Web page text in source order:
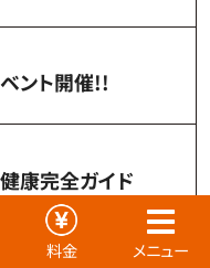
料金 メニュー
ント開催!!
康完全ガイド
ー